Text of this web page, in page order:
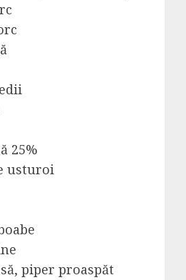
25%
usturoi
piper proaspăt